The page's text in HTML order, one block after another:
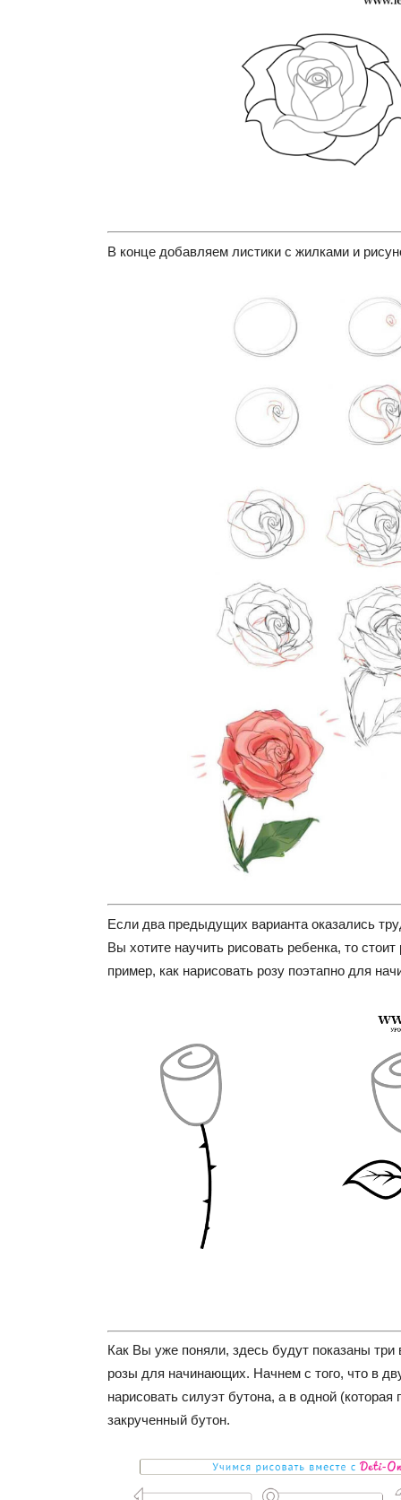
В конце добавляем листики с жилками и
Если два предыдущих варианта оказались
Вы хотите научить рисовать ребенка, то
пример, как нарисовать розу поэтапно для
Как Вы уже поняли, здесь будут показаны три
розы для начинающих. Начнем с того, что в
нарисовать силуэт бутона, а в одной (которая
закрученный бутон.